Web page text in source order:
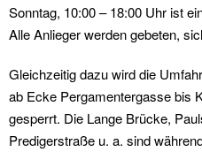
Sonntag, 10:00 – 18:00 Uhr ist
Alle Anlieger werden gebeten,
Gleichzeitig dazu wird die
ab Ecke Pergamentergasse bis
gesperrt. Die Lange Brücke,
Predigerstraße u. a. sind